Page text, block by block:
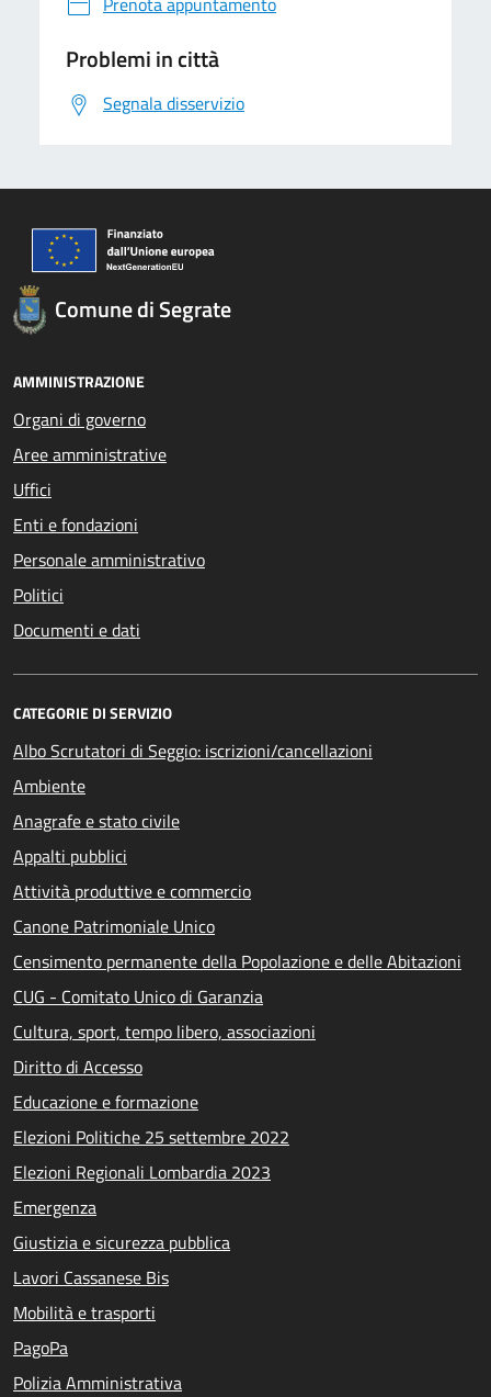
Problemi in città
Segnala disservizio
Comune di Segrate
AMMINISTRAZIONE
Organi di governo
Aree amministrative
Uffici
Enti e fondazioni
Personale amministrativo
Politici
Documenti e dati
CATEGORIE DI SERVIZIO
Albo Scrutatori di Seggio: iscrizioni/cancellazioni
Ambiente
Anagrafe e stato civile
Appalti pubblici
Attività produttive e commercio
Canone Patrimoniale Unico
Censimento permanente della Popolazione e delle Abitazioni
CUG - Comitato Unico di Garanzia
Cultura, sport, tempo libero, associazioni
Diritto di Accesso
Educazione e formazione
Elezioni Politiche 25 settembre 2022
Elezioni Regionali Lombardia 2023
Emergenza
Giustizia e sicurezza pubblica
Lavori Cassanese Bis
Mobilità e trasporti
PagoPa
Polizia Amministrativa